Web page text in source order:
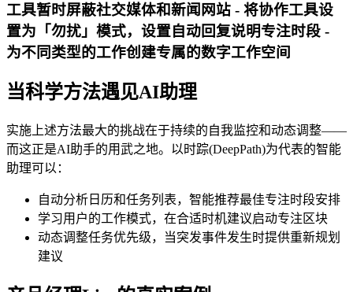
工具暂时屏蔽社交媒体和新闻网站 - 将协作工具设
置为「勿扰」模式，设置自动回复说明专注时段 -
为不同类型的工作创建专属的数字工作空间
当科学方法遇见AI助理
实施上述方法最大的挑战在于持续的自我监控和动态调整——
而这正是AI助手的用武之地。以时踪(DeepPath)为代表的智能
助理可以：
自动分析日历和任务列表，智能推荐最佳专注时段安排
学习用户的工作模式，在合适时机建议启动专注区块
动态调整任务优先级，当突发事件发生时提供重新规划
建议